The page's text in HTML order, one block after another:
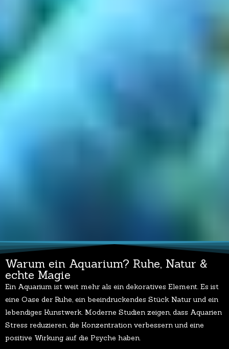
Warum ein Aquarium? Ruhe, Natur &
echte Magie
Ein Aquarium ist weit mehr als ein dekoratives Element. Es ist
eine Oase der Ruhe, ein beeindruckendes Stück Natur und ein
lebendiges Kunstwerk. Moderne Studien zeigen, dass Aquarien
Stress reduzieren, die Konzentration verbessern und eine
positive Wirkung auf die Psyche haben.